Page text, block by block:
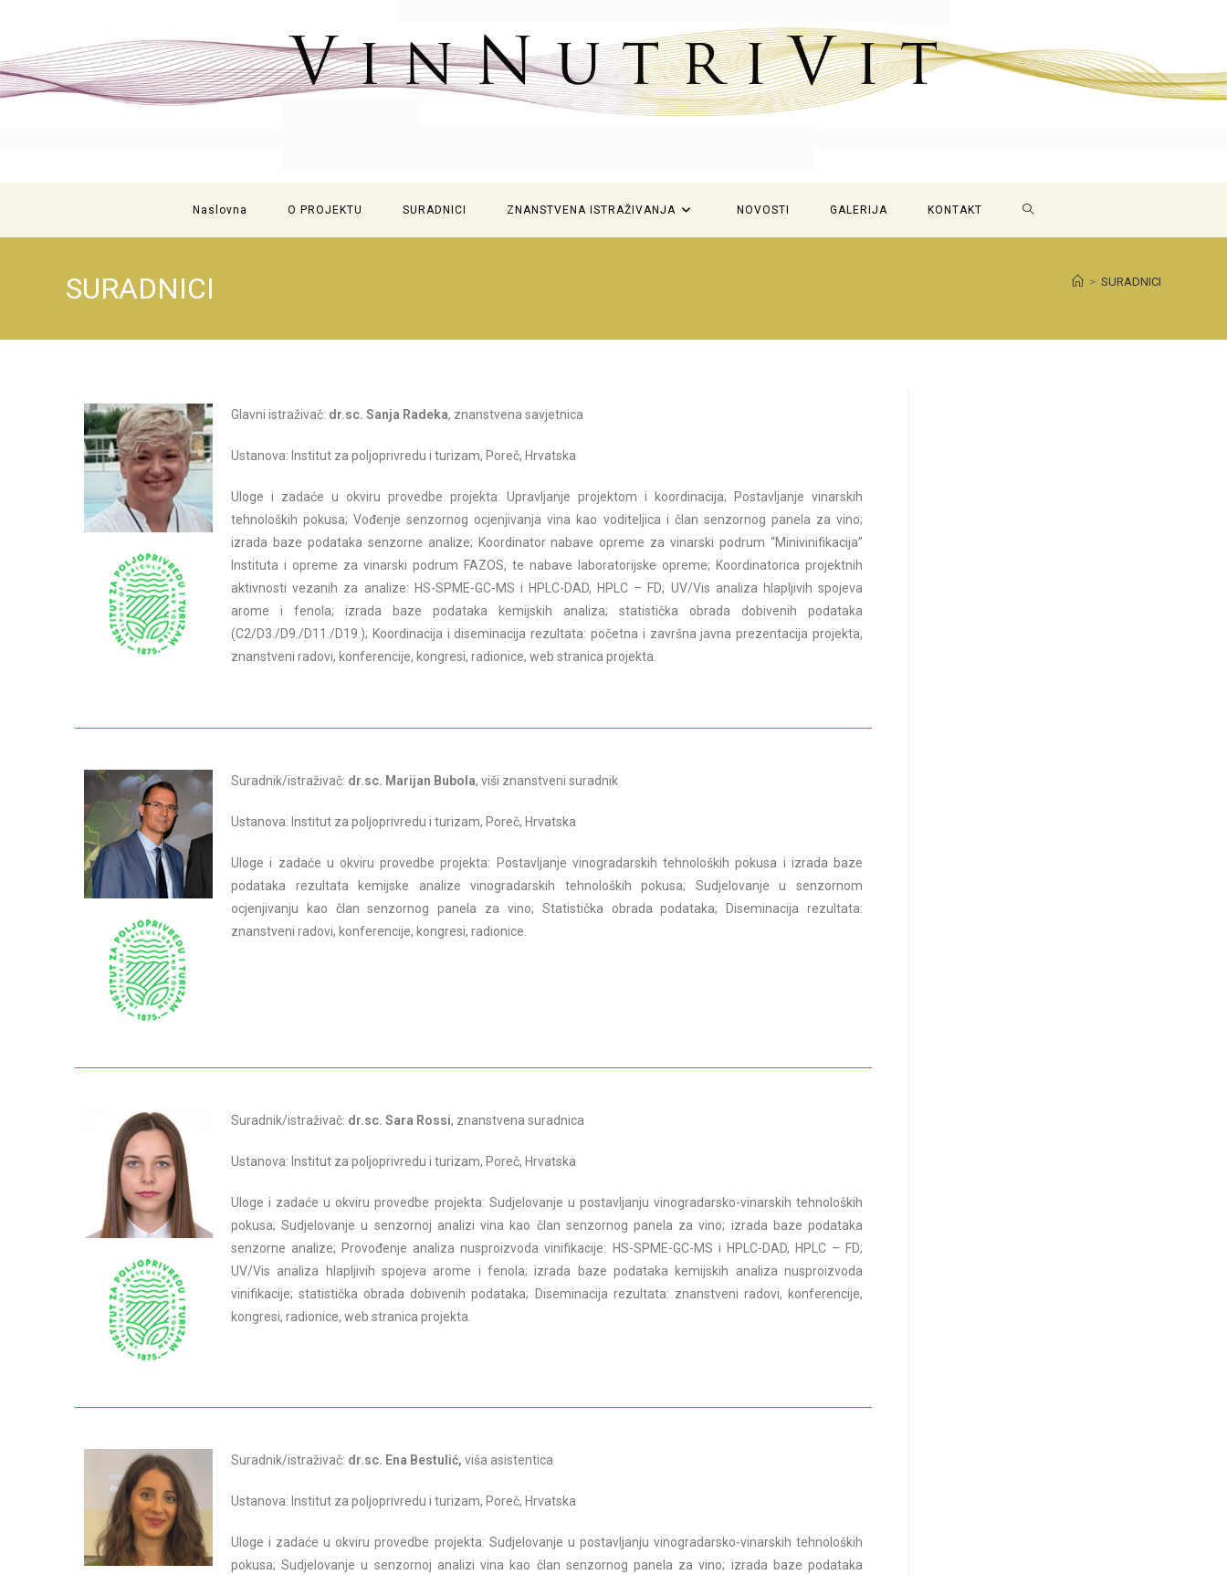
Naslovna O PROJEKTU SURADNICI ZNANSTVENA ISTRAŽIVANJA NOVOSTI GALERIJA KONTAKT
SURADNICI > SURADNICI
Glavni istraživač: dr.sc. Sanja Radeka, znanstvena savjetnica
Ustanova: Institut za poljoprivredu i turizam, Poreč, Hrvatska
Uloge i zadaće u okviru provedbe projekta: Upravljanje projektom i koordinacija; Postavljanje vinarskih
tehnoloških pokusa; Vođenje senzornog ocjenjivanja vina kao voditeljica i član senzornog panela za vino;
izrada baze podataka senzorne analize; Koordinator nabave opreme za vinarski podrum “Minivinifikacija”
Instituta i opreme za vinarski podrum FAZOS, te nabave laboratorijske opreme; Koordinatorica projektnih
aktivnosti vezanih za analize: HS-SPME-GC-MS i HPLC-DAD, HPLC – FD; UV/Vis analiza hlapljivih spojeva
arome i fenola; izrada baze podataka kemijskih analiza; statistička obrada dobivenih podataka
(C2/D3./D9./D11./D19.); Koordinacija i diseminacija rezultata: početna i završna javna prezentacija projekta,
znanstveni radovi, konferencije, kongresi, radionice, web stranica projekta.
Suradnik/istraživač: dr.sc. Marijan Bubola, viši znanstveni suradnik
Ustanova: Institut za poljoprivredu i turizam, Poreč, Hrvatska
Uloge i zadaće u okviru provedbe projekta: Postavljanje vinogradarskih tehnoloških pokusa i izrada baze
podataka rezultata kemijske analize vinogradarskih tehnoloških pokusa; Sudjelovanje u senzornom
ocjenjivanju kao član senzornog panela za vino; Statistička obrada podataka; Diseminacija rezultata:
znanstveni radovi, konferencije, kongresi, radionice.
Suradnik/istraživač: dr.sc. Sara Rossi, znanstvena suradnica
Ustanova: Institut za poljoprivredu i turizam, Poreč, Hrvatska
Uloge i zadaće u okviru provedbe projekta: Sudjelovanje u postavljanju vinogradarsko-vinarskih tehnoloških
pokusa; Sudjelovanje u senzornoj analizi vina kao član senzornog panela za vino; izrada baze podataka
senzorne analize; Provođenje analiza nusproizvoda vinifikacije: HS-SPME-GC-MS i HPLC-DAD, HPLC – FD;
UV/Vis analiza hlapljivih spojeva arome i fenola; izrada baze podataka kemijskih analiza nusproizvoda
vinifikacije; statistička obrada dobivenih podataka; Diseminacija rezultata: znanstveni radovi, konferencije,
kongresi, radionice, web stranica projekta.
Suradnik/istraživač: dr.sc. Ena Bestulić,viša asistentica
Ustanova: Institut za poljoprivredu i turizam, Poreč, Hrvatska
Uloge i zadaće u okviru provedbe projekta: Sudjelovanje u postavljanju vinogradarsko-vinarskih tehnoloških
pokusa; Sudjelovanje u senzornoj analizi vina kao član senzornog panela za vino; izrada baze podataka